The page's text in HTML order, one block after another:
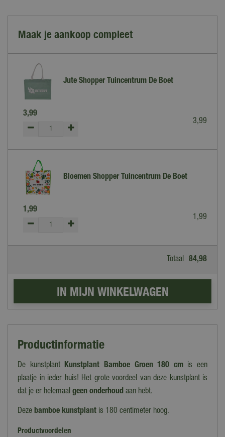
Maak je aankoop compleet
Jute Shopper Tuincentrum De Boet
3,99
3,99
Bloemen Shopper Tuincentrum De Boet
1 ,99
1 ,99
Totaal 84,98
Productinformatie
De kunstplant Kunstplant Bamboe Groen 180 cmis een
plaatje in ieder huis! Het grote voordeel van deze kunstplant is
dat je er helemaal geen onderhoud aan hebt.
Deze bamboe kunstplant is 180 centimeter hoog.
Productvoordelen